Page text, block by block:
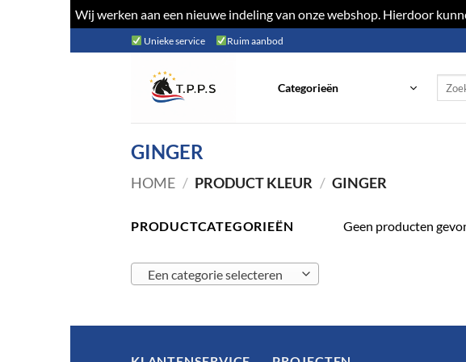
Wij werken aan een nieuwe indeling van onze webshop. Hierdoor
naar
Unieke service Ruim aanbod
Categorieën
GINGER
HOME / PRODUCT KLEUR / GINGER
PRODUCTCATEGORIEËN
Een categorie selecteren
Geen producten